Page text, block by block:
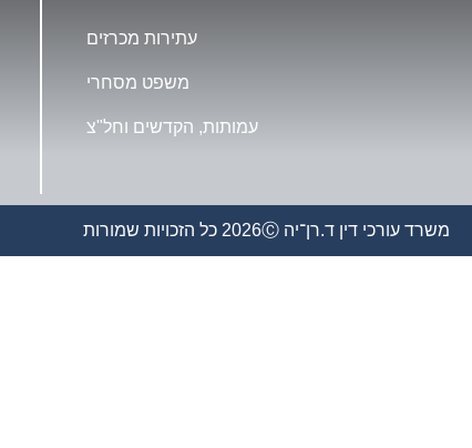
עתירות מכרזים
משפט מסחרי
עמותות, הקדשים וחל"צ
משרד עורכי דין ד.רן־יה 2026Ⓒ כל הזכויות שמורות